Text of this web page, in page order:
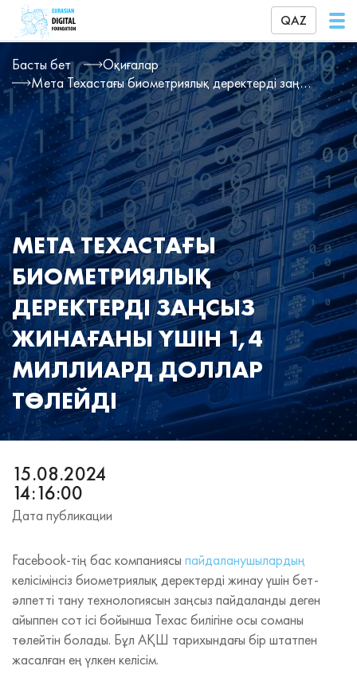
QAZ
Басты бет
Оқиғалар
Мета Техастағы биометриялық деректерді заңсыз жинағаны үшін 1,4 миллиард доллар төлейді
МЕТА ТЕХАСТАҒЫ
БИОМЕТРИЯЛЫҚ
ДЕРЕКТЕРДІ ЗАҢСЫЗ
ЖИНАҒАНЫ ҮШІН 1,4
МИЛЛИАРД ДОЛЛАР
ТӨЛЕЙДІ
15.08.2024
14:16:00
Дата публикации
Facebook-тің бас компаниясы пайдаланушылардың
келісімінсіз биометриялық деректерді жинау үшін бет-
әлпетті тану технологиясын заңсыз пайдаланды деген
айыппен сот ісі бойынша Техас билігіне осы соманы
төлейтін болады. Бұл АҚШ тарихындағы бір штатпен
жасалған ең үлкен келісім.